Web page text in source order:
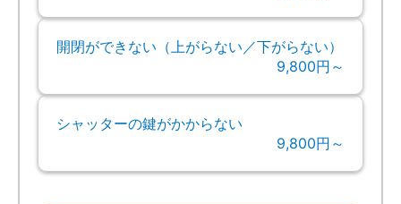
開閉ができない（上がらない／下がらない）
9,800円～
シャッターの鍵がかからない
9,800円～